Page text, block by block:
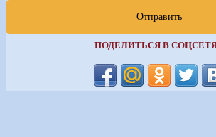
Отправить
ПОДЕЛИТЬСЯ В